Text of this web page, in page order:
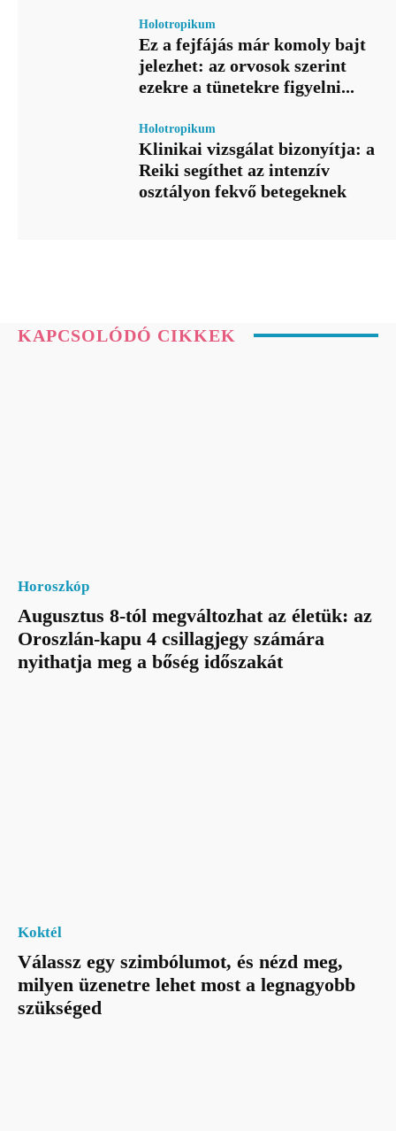
Holotropikum
Ez a fejfájás már komoly bajt
jelezhet: az orvosok szerint
ezekre a tünetekre figyelni...
Holotropikum
Klinikai vizsgálat bizonyítja: a
Reiki segíthet az intenzív
osztályon fekvő betegeknek
KAPCSOLÓDÓ CIKKEK
Horoszkóp
Augusztus 8-tól megváltozhat az életük: az
Oroszlán-kapu 4 csillagjegy számára
nyithatja meg a bőség időszakát
Koktél
Válassz egy szimbólumot, és nézd meg,
milyen üzenetre lehet most a legnagyobb
szükséged